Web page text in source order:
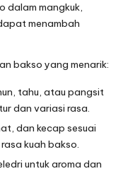
dalam mangkuk,
menambah
bakso yang menarik:
tahu, atau pangsit
dan variasi rasa.
dan kecap sesuai
kuah bakso.
untuk aroma dan